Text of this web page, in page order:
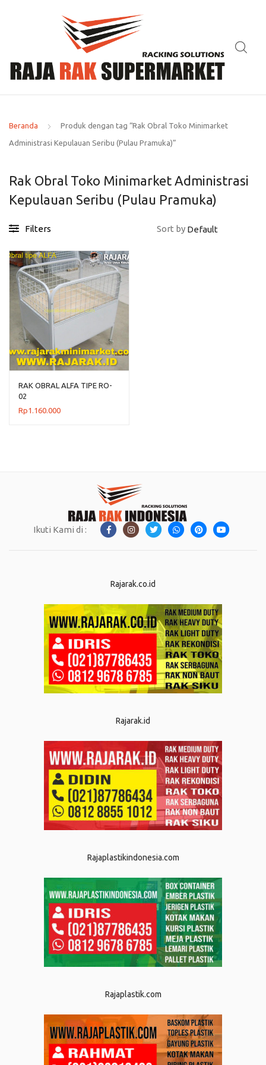
Beranda Produk dengan tag “Rak Obral Toko Minimarket
Administrasi Kepulauan Seribu (Pulau Pramuka)”
Rak Obral Toko Minimarket Administrasi
Kepulauan Seribu (Pulau Pramuka)
Filters Sort by
RAK OBRAL ALFA TIPE RO-
02
Rp1.160.000
Ikuti Kami di :
Rajarak.co.id
Rajarak.id
Rajaplastikindonesia.com
Rajaplastik.com